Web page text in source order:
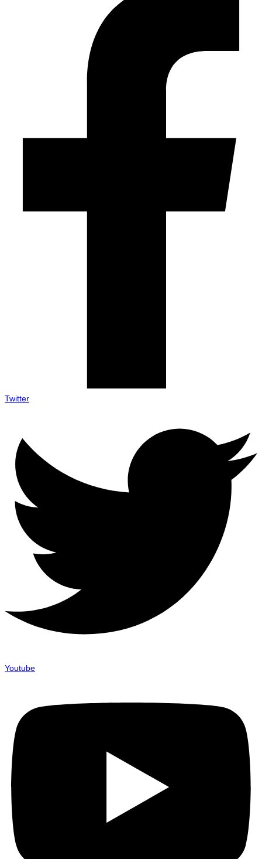
Twitter
Youtube